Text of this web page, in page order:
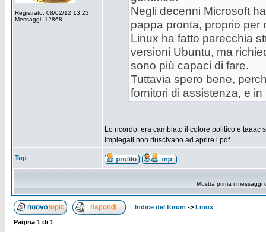
Registrato: 08/02/12 13:23
Messaggi: 12868
Negli decenni Microsoft
pappa pronta, proprio per
Linux ha fatto parecchia
versioni Ubuntu, ma
sono più capaci di fare.
Tuttavia spero bene,
fornitori di assistenza, e
Lo ricordo, era cambiato il colore politico e
impiegati non riuscivano ad aprire i pdf.
Top
Mostra prima i messaggi
Indice del forum -> Linux
Pagina 1 di 1